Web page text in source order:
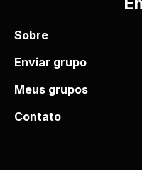
Sobre
Enviar grupo
Meus grupos
Contato